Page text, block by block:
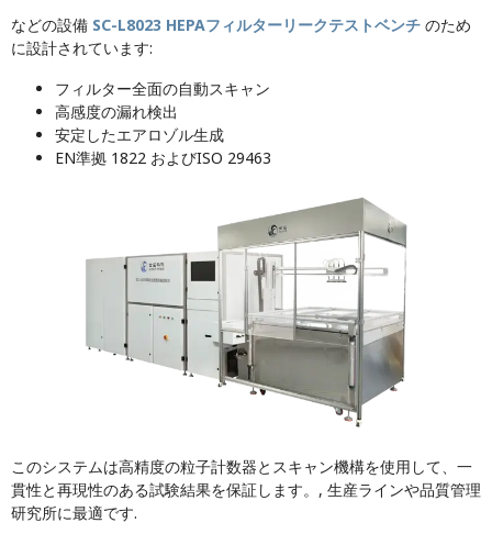
などの設備 SC-L8023 HEPAフィルターリークテストベンチ のため
に設計されています:
フィルター全面の自動スキャン
高感度の漏れ検出
安定したエアロゾル生成
EN準拠 1822 およびISO 29463
このシステムは高精度の粒子計数器とスキャン機構を使用して、一
貫性と再現性のある試験結果を保証します。, 生産ラインや品質管理
研究所に最適です.